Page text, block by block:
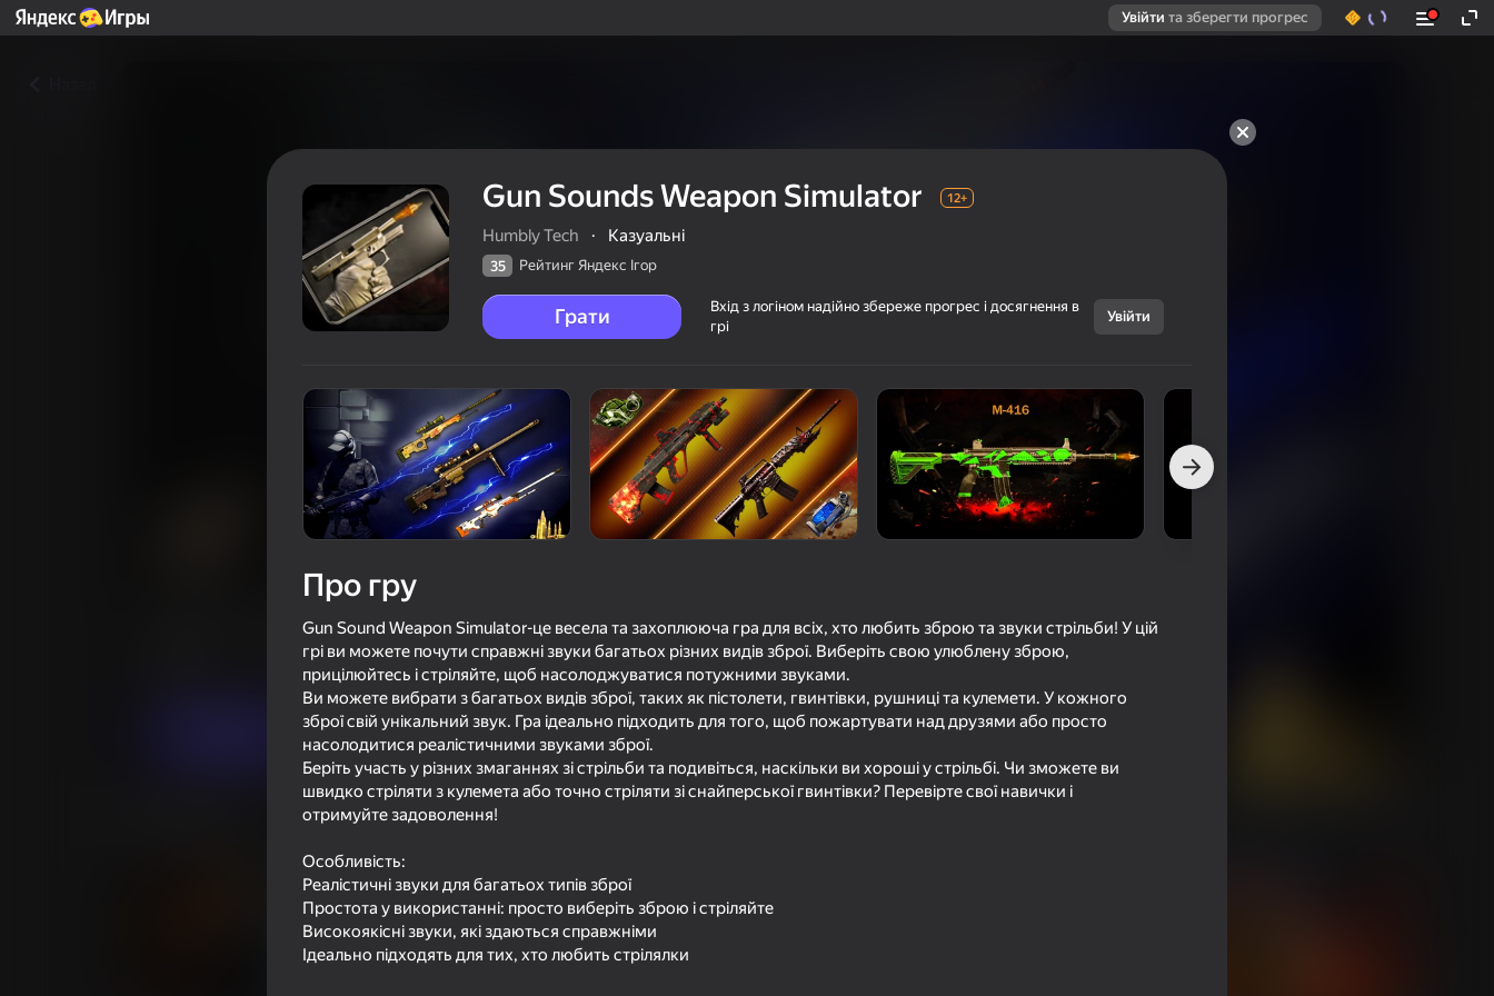
Увійти та зберегти прогрес
Gun Sounds Weapon Simulator
Рейтинг Яндекс Ігор 12+
Humbly Tech
Gun Sounds Weapon Simulator 12+
Humbly Tech · Казуальні
35 Рейтинг Яндекс Ігор
Грати
Вхід з логіном надійно збереже прогрес і досягнення в
грі
Увійти
Про гру
Gun Sound Weapon Simulator-це весела та захоплююча гра для всіх, хто любить зброю та звуки стрільби! У цій
грі ви можете почути справжні звуки багатьох різних видів зброї. Виберіть свою улюблену зброю,
прицілюйтесь і стріляйте, щоб насолоджуватися потужними звуками.
Ви можете вибрати з багатьох видів зброї, таких як пістолети, гвинтівки, рушниці та кулемети. У кожного
зброї свій унікальний звук. Гра ідеально підходить для того, щоб пожартувати над друзями або просто
насолодитися реалістичними звуками зброї.
Беріть участь у різних змаганнях зі стрільби та подивіться, наскільки ви хороші у стрільбі. Чи зможете ви
швидко стріляти з кулемета або точно стріляти зі снайперської гвинтівки? Перевірте свої навички і
отримуйте задоволення!
Особливість:
Реалістичні звуки для багатьох типів зброї
Простота у використанні: просто виберіть зброю і стріляйте
Високоякісні звуки, які здаються справжніми
Ідеально підходять для тих, хто любить стрілялки